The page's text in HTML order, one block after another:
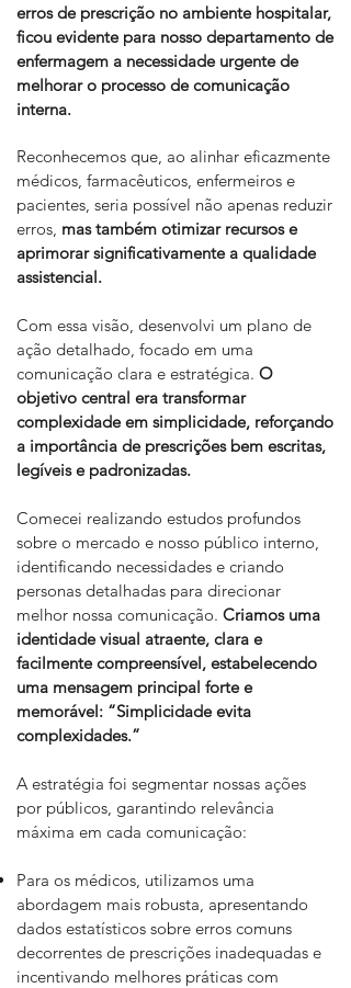
erros de prescrição no ambiente hospitalar,
ficou evidente para nosso departamento de
enfermagem a necessidade urgente de
melhorar o processo de comunicação
interna.
Reconhecemos que, ao alinhar eficazmente
médicos, farmacêuticos, enfermeiros e
pacientes, seria possível não apenas reduzir
erros, mas também otimizar recursos e
aprimorar significativamente a qualidade
assistencial.
Com essa visão, desenvolvi um plano de
ação detalhado, focado em uma
comunicação clara e estratégica. O
objetivo central era transformar
complexidade em simplicidade, reforçando
a importância de prescrições bem escritas,
legíveis e padronizadas.
Comecei realizando estudos profundos
sobre o mercado e nosso público interno,
identificando necessidades e criando
personas detalhadas para direcionar
melhor nossa comunicação. Criamos uma
identidade visual atraente, clara e
facilmente compreensível, estabelecendo
uma mensagem principal forte e
memorável: “Simplicidade evita
complexidades.”
A estratégia foi segmentar nossas ações
por públicos, garantindo relevância
máxima em cada comunicação:
Para os médicos, utilizamos uma
abordagem mais robusta, apresentando
dados estatísticos sobre erros comuns
decorrentes de prescrições inadequadas e
incentivando melhores práticas com